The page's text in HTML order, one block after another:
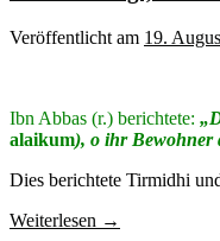
Veröffentlicht am 19.
Ibn Abbas (r.) berichtete:
alaikum), o ihr Bewohner
Dies berichtete Tirmidhi
Weiterlesen →